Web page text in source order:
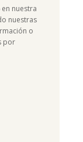
nuestra
nuestras
o
por